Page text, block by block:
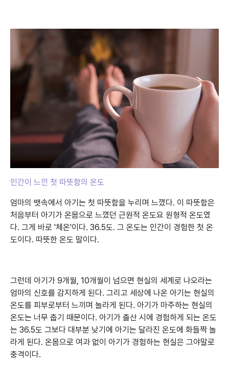
인간이 느낀 첫 따뜻함의 온도
엄마의 뱃속에서 아기는 첫 따뜻함을 누리며 느꼈다. 이 따뜻함은
처음부터 아기가 온몸으로 느꼈던 근원적 온도요 원형적 온도였
다. 그게 바로 '체온'이다. 36.5도. 그 온도는 인간이 경험한 첫 온
도이다. 따뜻한 온도 말이다.
그런데 아기가 9개월, 10개월이 넘으면 현실의 세계로 나오라는
엄마의 신호를 감지하게 된다. 그리고 세상에 나온 아기는 현실의
온도를 피부로부터 느끼며 놀라게 된다. 아기가 마주하는 현실의
온도는 너무 춥기 때문이다. 아기가 출산 시에 경험하게 되는 온도
는 36.5도 그보다 대부분 낮기에 아기는 달라진 온도에 화들짝 놀
라게 된다. 온몸으로 여과 없이 아기가 경험하는 현실은 그야말로
충격이다.